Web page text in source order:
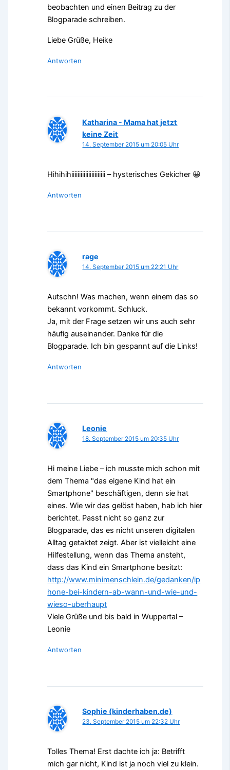
beobachten und einen Beitrag zu der
Blogparade schreiben.
Liebe Grüße, Heike
Antworten
Katharina - Mama hat jetzt
keine Zeit
14. September 2015 um 20:05 Uhr
Hihihihiiiiiiiiiiiiiiiiiiiiii – hysterisches Gekicher 😀
Antworten
rage
14. September 2015 um 22:21 Uhr
Autschn! Was machen, wenn einem das so
bekannt vorkommt. Schluck.
Ja, mit der Frage setzen wir uns auch sehr
häufig auseinander. Danke für die
Blogparade. Ich bin gespannt auf die Links!
Antworten
Leonie
18. September 2015 um 20:35 Uhr
Hi meine Liebe – ich musste mich schon mit
dem Thema "das eigene Kind hat ein
Smartphone" beschäftigen, denn sie hat
eines. Wie wir das gelöst haben, hab ich hier
berichtet. Passt nicht so ganz zur
Blogparade, das es nicht unseren digitalen
Alltag getaktet zeigt. Aber ist vielleicht eine
Hilfestellung, wenn das Thema ansteht,
dass das Kind ein Smartphone besitzt:
http://www.minimenschlein.de/gedanken/ip
hone-bei-kindern-ab-wann-und-wie-und-
wieso-uberhaupt
Viele Grüße und bis bald in Wuppertal –
Leonie
Antworten
Sophie (kinderhaben.de)
23. September 2015 um 22:32 Uhr
Tolles Thema! Erst dachte ich ja: Betrifft
mich gar nicht, Kind ist ja noch viel zu klein.